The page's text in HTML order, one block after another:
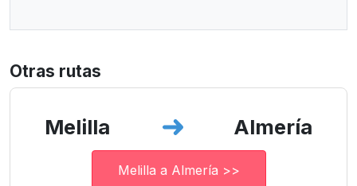
Otras rutas
Melilla Almería
Melilla a Almería >>